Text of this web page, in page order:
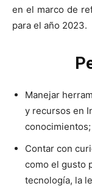
en el marco de
para el año 2023.
Manejar
y recursos en
conocimientos;
Contar con
como el gusto
tecnología, la